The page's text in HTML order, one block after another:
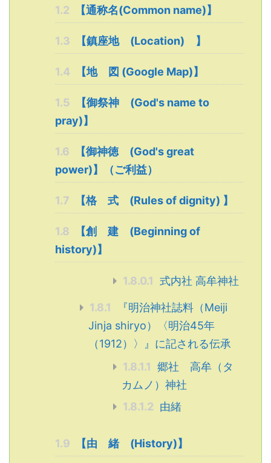
1.2 【通称名(Common name)】
1.3 【鎮座地 (Location) 】
1.4 【地 図 (Google Map)】
1.5
【御祭神 (God's name to
pray)】
1.6
【御神徳 (God's great
power)】（ご利益）
1.7 【格 式 (Rules of dignity) 】
1.8
【創 建 (Beginning of
history)】
1.8.0.1 式内社 高牟神社
1.8.1
『明治神社誌料（Meiji
Jinja shiryo）〈明治45年
（1912）〉』に記される伝承
1.8.1.1
郷社 高牟（タ
カムノ）神社
1.8.1.2 由緒
1.9 【由 緒 (History)】